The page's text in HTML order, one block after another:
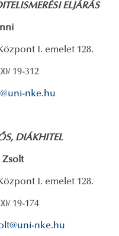
ELJÁRÁS
I. emelet 128.
19-312
nke.hu
DIÁKHITEL
Zsolt
I. emelet 128.
19-174
nke.hu